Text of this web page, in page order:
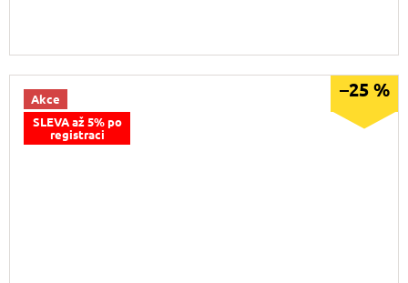
Akce
SLEVA až 5% po
registraci
–25 %